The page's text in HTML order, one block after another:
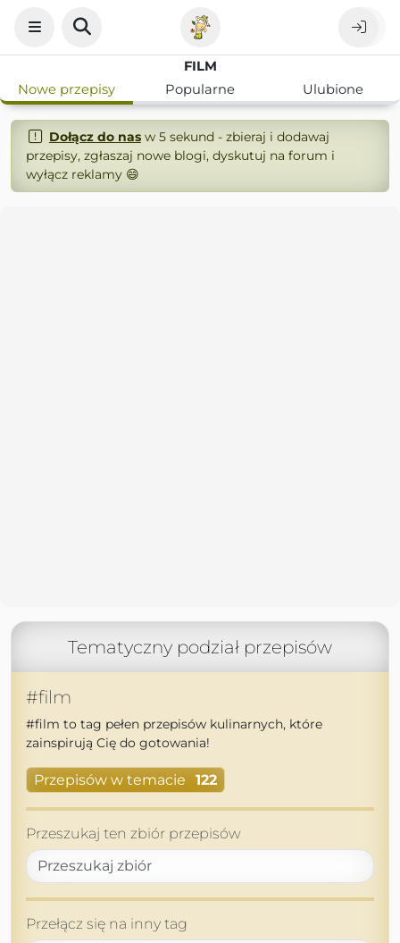
FILM
Nowe przepisy
Popularne Ulubione
Dołącz do nasw 5 sekund - zbieraj i dodawaj
przepisy, zgłaszaj nowe blogi, dyskutuj na forum i
wyłącz reklamy 😄
Tematyczny podział przepisów
#film
#film to tag pełen przepisów kulinarnych, które
zainspirują Cię do gotowania!
Przepisów w temacie 122
Przeszukaj ten zbiór przepisów
Przełącz się na inny tag